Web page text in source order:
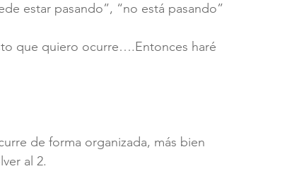
estar pasando”, “no está pasando”
que quiero ocurre….Entonces haré
de forma organizada, más bien
al 2.